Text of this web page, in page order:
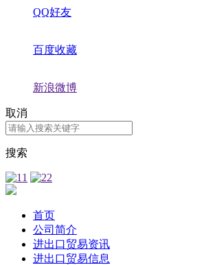
QQ好友
百度收藏
新浪微博
取消
搜索
首页
公司简介
进出口贸易资讯
进出口贸易信息